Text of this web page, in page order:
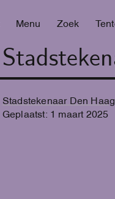
Menu Zoek
Stadstekenaar Den Haag
Geplaatst: 1 maart 2025